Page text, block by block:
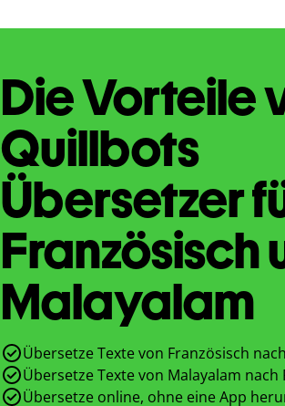
Die Vorteile
Quillbots
Übersetzer
Französisch
Malayalam
Übersetze Texte von Französisch
Übersetze Texte von Malayalam nach
Übersetze online, ohne eine App